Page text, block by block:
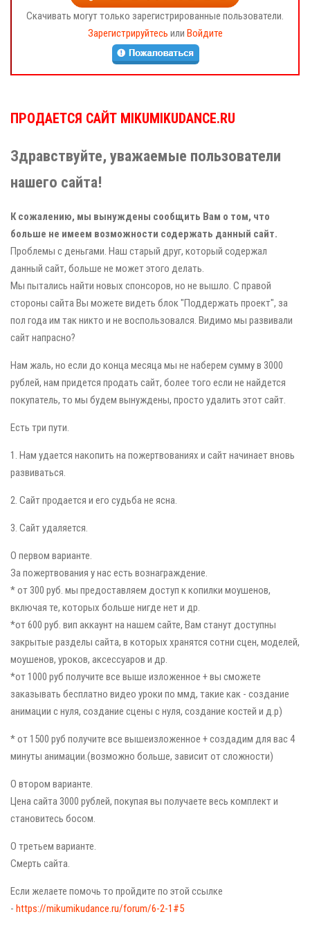
Скачивать могут только зарегистрированные пользователи.
Зарегистрируйтесь или Войдите
ПРОДАЕТСЯ САЙТ MIKUMIKUDANCE.RU
Здравствуйте, уважаемые пользователи
нашего сайта!
К сожалению, мы вынуждены сообщить Вам о том, что
больше не имеем возможности содержать данный сайт.
Проблемы с деньгами. Наш старый друг, который содержал
данный сайт, больше не может этого делать.
Мы пытались найти новых спонсоров, но не вышло. С правой
стороны сайта Вы можете видеть блок "Поддержать проект", за
пол года им так никто и не воспользовался. Видимо мы развивали
сайт напрасно?
Нам жаль, но если до конца месяца мы не наберем сумму в 3000
рублей, нам придется продать сайт, более того если не найдется
покупатель, то мы будем вынуждены, просто удалить этот сайт.
Есть три пути.
1. Нам удается накопить на пожертвованиях и сайт начинает вновь
развиваться.
2. Сайт продается и его судьба не ясна.
3. Сайт удаляется.
О первом варианте.
За пожертвования у нас есть вознаграждение.
* от 300 руб. мы предоставляем доступ к копилки моушенов,
включая те, которых больше нигде нет и др.
*от 600 руб. вип аккаунт на нашем сайте, Вам станут доступны
закрытые разделы сайта, в которых хранятся сотни сцен, моделей,
моушенов, уроков, аксессуаров и др.
*от 1000 руб получите все выше изложенное + вы сможете
заказывать бесплатно видео уроки по ммд, такие как - создание
анимации с нуля, создание сцены с нуля, создание костей и д.р)
* от 1500 руб получите все вышеизложенное + создадим для вас 4
минуты анимации.(возможно больше, зависит от сложности)
О втором варианте.
Цена сайта 3000 рублей, покупая вы получаете весь комплект и
становитесь босом.
О третьем варианте.
Смерть сайта.
Если желаете помочь то пройдите по этой ссылке
- https://mikumikudance.ru/forum/6-2-1#5